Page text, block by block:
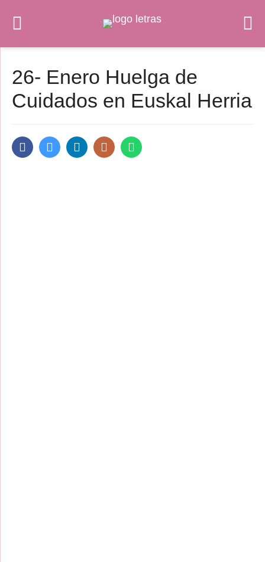
26- Enero Huelga de
Cuidados en Euskal Herria